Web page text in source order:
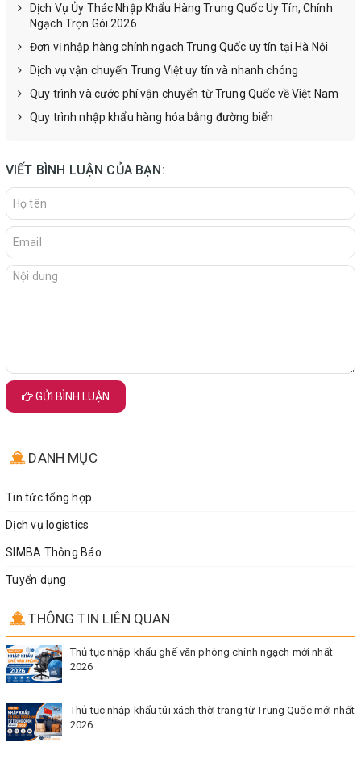
Dịch Vụ Ủy Thác Nhập Khẩu Hàng Trung Quốc Uy Tín, Chính
Ngạch Trọn Gói 2026
Đơn vị nhập hàng chính ngạch Trung Quốc uy tín tại Hà Nội
Dịch vụ vận chuyển Trung Việt uy tín và nhanh chóng
Quy trình và cước phí vận chuyển từ Trung Quốc về Việt Nam
Quy trình nhập khẩu hàng hóa bằng đường biển
VIẾT BÌNH LUẬN CỦA BẠN:
GỬI BÌNH LUẬN
DANH MỤC
Tin tức tổng hợp
Dịch vụ logistics
SIMBA Thông Báo
Tuyển dụng
THÔNG TIN LIÊN QUAN
Thủ tục nhập khẩu ghế văn phòng chính ngạch mới nhất
2026
Thủ tục nhập khẩu túi xách thời trang từ Trung Quốc mới nhất
2026